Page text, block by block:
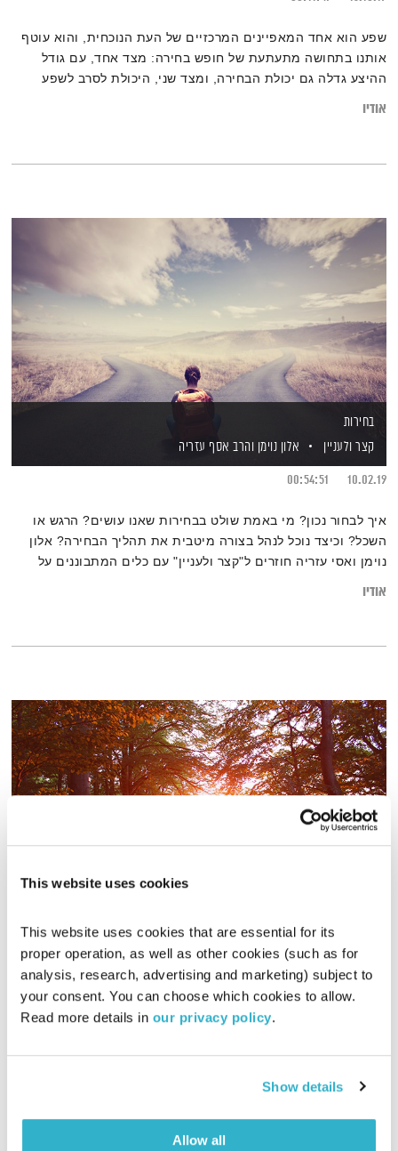
This website uses cookies
This website uses cookies that are essential for its
proper operation, as well as other cookies (such as for
analysis, research, advertising and marketing) subject to
your consent. You can choose which cookies to allow.
Read more details in our privacy policy.
Show details
Allow all
שפע הוא אחד המאפיינים המרכזיים של העת הנוכחית, והוא עוטף
אותנו בתחושה מתעתעת של חופש בחירה: מצד אחד, עם גודל
ההיצע גדלה גם יכולת הבחירה, ומצד שני, היכולת לסרב לשפע
אודיו
בחירות
קצר ולעניין
אלון נוימן והרב אסף עזריה
10.02.19
00:54:51
איך לבחור נכון? מי באמת שולט בבחירות שאנו עושים? הרגש או
השכל? וכיצד נוכל לנהל בצורה מיטבית את תהליך הבחירה? אלון
נוימן ואסי עזריה חוזרים ל"קצר ולעניין" עם כלים המתבוננים על
אודיו
ספורט אלגנט
ערן איתןולימור מזרחי
30.01.19
00:39:10
"האמונה נותנת לי את הכוח לנצח", כך אומרת האצנית ביטי דויטש,
חרדית ואמא לחמישה אשר זכתה לאחרונה בתואר אלופת ישראל
הילדים כמנוף לצמיחה והתפתחות.